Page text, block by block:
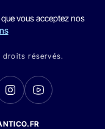
vous acceptez nos
droits réservés.